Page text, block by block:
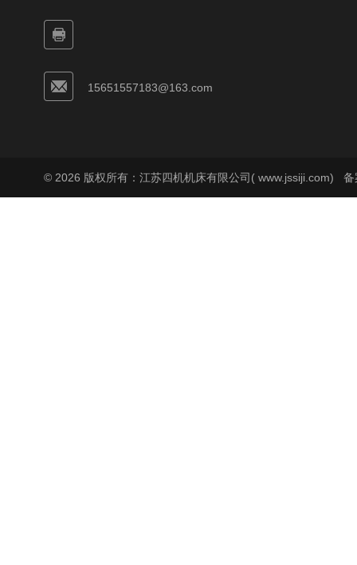
15651557183@163.com
© 2026 版权所有：江苏四机机床有限公司( www.jssiji.com) 备